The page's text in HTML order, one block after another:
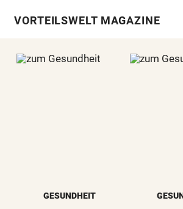
VORTEILSWELT MAGAZINE
GESUNDHEIT